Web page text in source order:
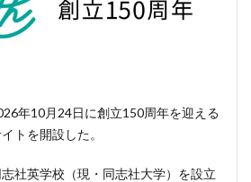
年10月24日に創立150周年を迎える
トを開設した。
社英学校（現・同志社大学）を設立